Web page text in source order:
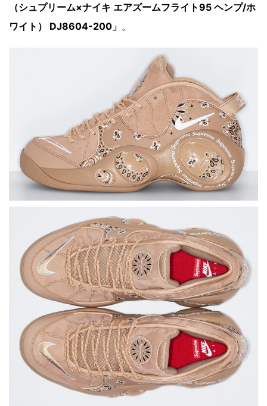
（シュプリーム×ナイキ エアズームフライト95 ヘンプ/ホ
ワイト） DJ8604-200」 。